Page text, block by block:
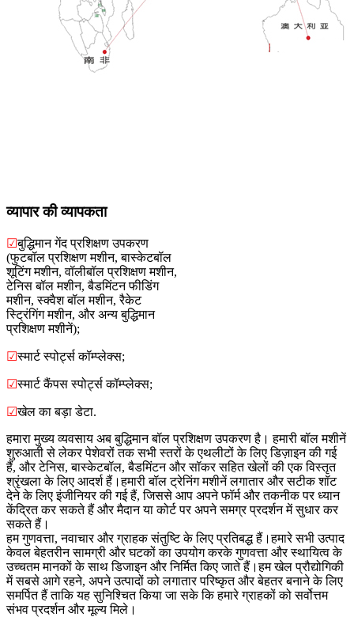
व्यापार की व्यापकता
☑बुद्धिमान गेंद प्रशिक्षण उपकरण
(फुटबॉल प्रशिक्षण मशीन, बास्केटबॉल
शूटिंग मशीन, वॉलीबॉल प्रशिक्षण मशीन,
टेनिस बॉल मशीन, बैडमिंटन फीडिंग
मशीन, स्क्वैश बॉल मशीन, रैकेट
स्ट्रिंगिंग मशीन, और अन्य बुद्धिमान
प्रशिक्षण मशीनें);
☑स्मार्ट स्पोर्ट्स कॉम्प्लेक्स;
☑स्मार्ट कैंपस स्पोर्ट्स कॉम्प्लेक्स;
☑खेल का बड़ा डेटा.
हमारा मुख्य व्यवसाय अब बुद्धिमान बॉल प्रशिक्षण उपकरण है। हमारी बॉल मशीनें
शुरुआती से लेकर पेशेवरों तक सभी स्तरों के एथलीटों के लिए डिज़ाइन की गई
हैं, और टेनिस, बास्केटबॉल, बैडमिंटन और सॉकर सहित खेलों की एक विस्तृत
श्रृंखला के लिए आदर्श हैं।हमारी बॉल ट्रेनिंग मशीनें लगातार और सटीक शॉट
देने के लिए इंजीनियर की गई हैं, जिससे आप अपने फॉर्म और तकनीक पर ध्यान
केंद्रित कर सकते हैं और मैदान या कोर्ट पर अपने समग्र प्रदर्शन में सुधार कर
सकते हैं।
हम गुणवत्ता, नवाचार और ग्राहक संतुष्टि के लिए प्रतिबद्ध हैं।हमारे सभी उत्पाद
केवल बेहतरीन सामग्री और घटकों का उपयोग करके गुणवत्ता और स्थायित्व के
उच्चतम मानकों के साथ डिजाइन और निर्मित किए जाते हैं।हम खेल प्रौद्योगिकी
में सबसे आगे रहने, अपने उत्पादों को लगातार परिष्कृत और बेहतर बनाने के लिए
समर्पित हैं ताकि यह सुनिश्चित किया जा सके कि हमारे ग्राहकों को सर्वोत्तम
संभव प्रदर्शन और मूल्य मिले।